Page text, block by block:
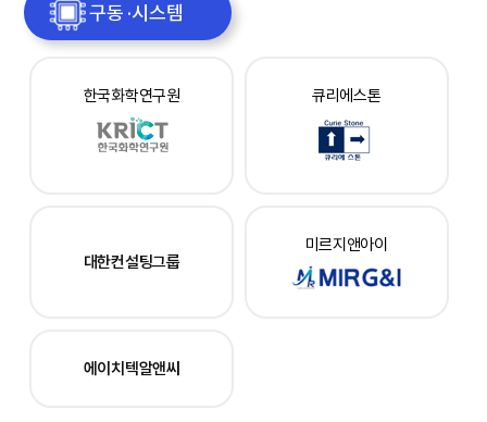
구동 ·시스템
한국화학연구원 큐리에스톤
대한컨설팅그룹
미르지앤아이
에이치텍알앤씨